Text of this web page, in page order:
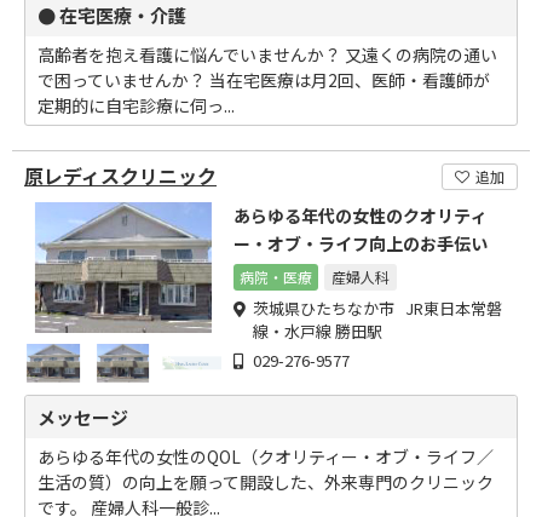
● 在宅医療・介護
高齢者を抱え看護に悩んでいませんか？ 又遠くの病院の通い
で困っていませんか？ 当在宅医療は月2回、医師・看護師が
定期的に自宅診療に伺っ...
原レディスクリニック 追加
あらゆる年代の女性のクオリティ
ー・オブ・ライフ向上のお手伝い
病院・医療 産婦人科
茨城県ひたちなか市 JR東日本常磐
線・水戸線 勝田駅
029-276-9577
メッセージ
あらゆる年代の女性のQOL（クオリティー・オブ・ライフ／
生活の質）の向上を願って開設した、外来専門のクリニック
です。 産婦人科一般診...